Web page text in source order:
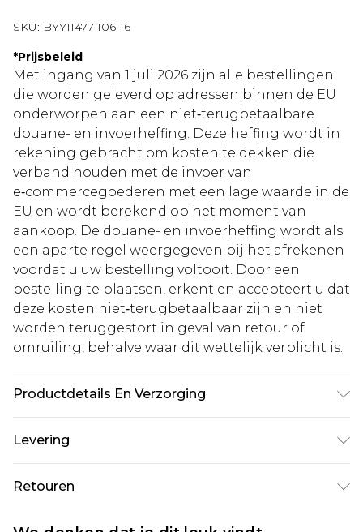
SKU: BYY11477-106-16
*Prijsbeleid
Met ingang van 1 juli 2026 zijn alle bestellingen
die worden geleverd op adressen binnen de EU
onderworpen aan een niet‑terugbetaalbare
douane- en invoerheffing. Deze heffing wordt in
rekening gebracht om kosten te dekken die
verband houden met de invoer van
e‑commercegoederen met een lage waarde in de
EU en wordt berekend op het moment van
aankoop. De douane- en invoerheffing wordt als
een aparte regel weergegeven bij het afrekenen
voordat u uw bestelling voltooit. Door een
bestelling te plaatsen, erkent en accepteert u dat
deze kosten niet‑terugbetaalbaar zijn en niet
worden teruggestort in geval van retour of
omruiling, behalve waar dit wettelijk verplicht is.
Productdetails En Verzorging
- 100% polyester. Machinewasbaar. Model draagt
Levering
Standaardlevering Nederland
€5.99
Retouren